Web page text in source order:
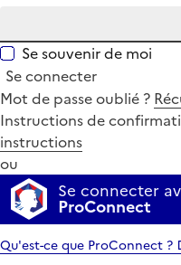
Se souvenir de moi
Se connecter
Mot de passe oublié ?
Instructions de
instructions
ou
Se connecter
ProConnect
Qu'est-ce que ProConnect ?